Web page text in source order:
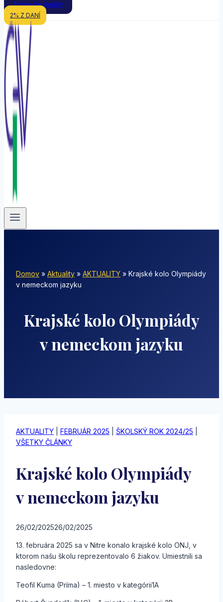
Prijímacie skúšky
2% Z DANÍ
Domov » Aktuality » AKTUALITY » Krajské kolo Olympiády
v nemeckom jazyku
Krajské kolo Olympiády
v nemeckom jazyku
AKTUALITY FEBRUÁR 2025 ŠKOLSKÝ ROK 2024/25
VŠETKY ČLÁNKY
Krajské kolo Olympiády
v nemeckom jazyku
26/02/202526/02/2025
13. februára 2025 sa v Nitre konalo krajské kolo ONJ, v
ktorom našu školu reprezentovalo 6 žiakov. Umiestnili sa
nasledovne:
Teofil Kuma (Príma) – 1. miesto v kategórii1A